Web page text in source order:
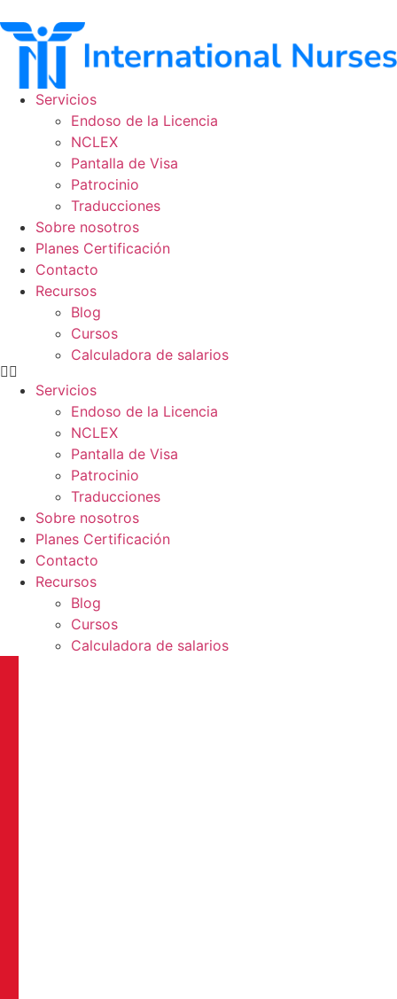
al
contenido
Servicios
Endoso de la Licencia
NCLEX
Pantalla de Visa
Patrocinio
Traducciones
Sobre nosotros
Planes Certificación
Contacto
Recursos
Blog
Cursos
Calculadora de salarios
Servicios
Endoso de la Licencia
NCLEX
Pantalla de Visa
Patrocinio
Traducciones
Sobre nosotros
Planes Certificación
Contacto
Recursos
Blog
Cursos
Calculadora de salarios